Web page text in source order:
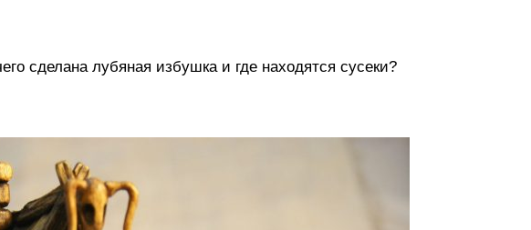
сделана лубяная избушка и где находятся сусеки?